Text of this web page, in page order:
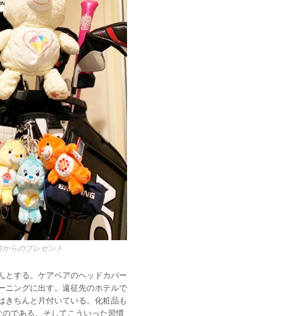
らのプレゼント
とする。ケアベアのヘッドカバー
ニングに出す。遠征先のホテルで
きちんと片付いている。化粧品も
である。そしてこういった習慣